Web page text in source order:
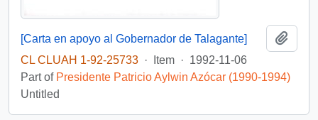
[Carta en apoyo al Gobernador de Talagante]
CL CLUAH 1-92-25733 · Item · 1992-11-06
Part of Presidente Patricio Aylwin Azócar (1990-1994)
Untitled